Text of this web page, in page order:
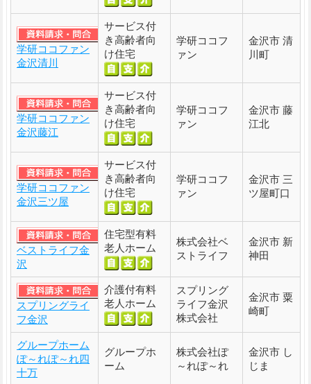
学研ココファン
金沢清川
サービス付
き高齢者向
け住宅
学研ココフ
ァン
金沢市 清
川町
学研ココファン
金沢藤江
サービス付
き高齢者向
け住宅
学研ココフ
ァン
金沢市 藤
江北
学研ココファン
金沢三ツ屋
サービス付
き高齢者向
け住宅
学研ココフ
ァン
金沢市 三
ツ屋町口
ベストライフ金
沢
住宅型有料
老人ホーム
株式会社ベ
ストライフ
金沢市 新
神田
スプリングライ
フ金沢
介護付有料
老人ホーム
スプリング
ライフ金沢
株式会社
金沢市 粟
崎町
グループホーム
ぽ～れぽ～れ四
十万
グループホ
ーム
株式会社ぽ
～れぽ～れ
金沢市 し
じま